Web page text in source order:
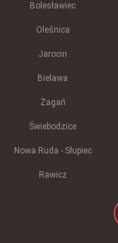
Bolesławiec
Oleśnica
Jarocin
Bielawa
Żagań
Świebodzice
Nowa Ruda - Słupiec
Rawicz